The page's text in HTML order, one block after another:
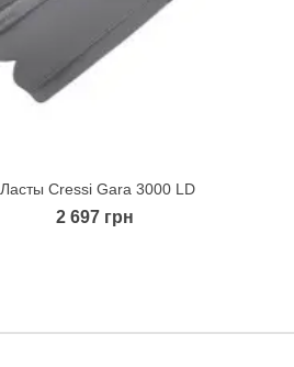
Quick view
Ласты Cressi Gara 3000 LD
2 697 грн